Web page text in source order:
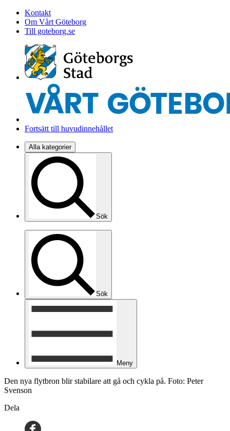
Kontakt
Om Vårt Göteborg
Till goteborg.se
Fortsätt till huvudinnehållet
Alla kategorier
Sök
Sök
Meny
Den nya flytbron blir stabilare att gå och cykla på. Foto: Peter
Svenson
Dela